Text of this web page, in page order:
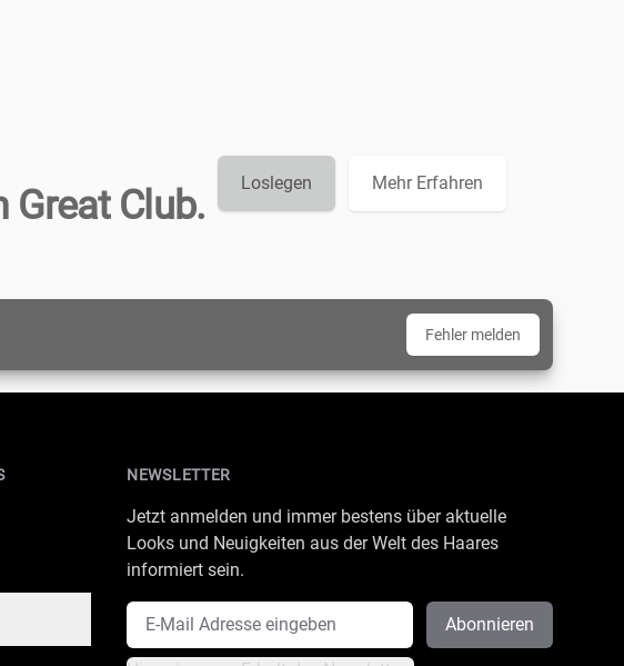
Club.
Loslegen Mehr Erfahren
Fehler melden
NEWSLETTER
Jetzt anmelden und immer bestens über aktuelle
Looks und Neuigkeiten aus der Welt des Haares
informiert sein.
E-Mail Adresse
Abonnieren